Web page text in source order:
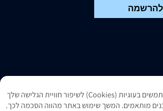
להרשמה
אנו משתמשים בעוגיות (Cookies) לשיפור חוויית הגלישה שלך
מותאמים. המשך שימוש באתר מהווה הסכמה לכך.